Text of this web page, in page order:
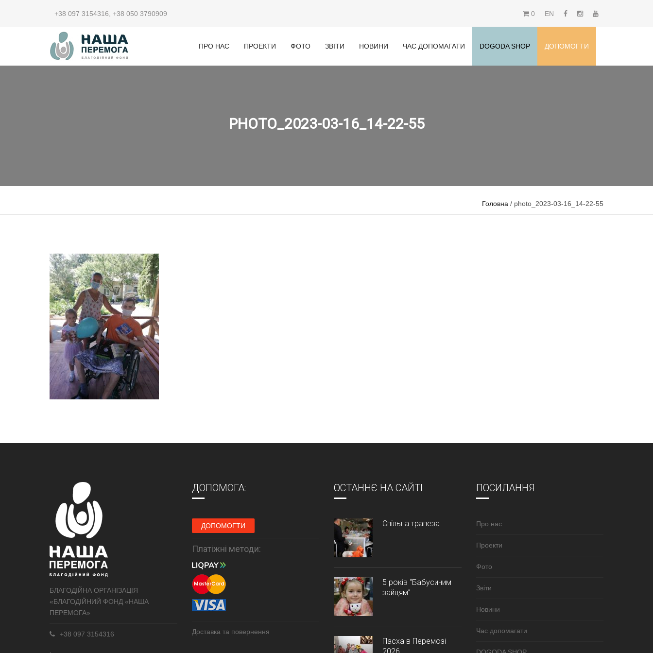
+38 097 3154316 +38 050 3790909 0 EN
ПРО НАС ПРОЕКТИ ФОТО ЗВІТИ НОВИНИ ЧАС ДОПОМАГАТИ DOGODA SHOP ДОПОМОГТИ
PHOTO_2023-03-16_14-22-55
Головна / photo_2023-03-16_14-22-55
БЛАГОДІЙНА ОРГАНІЗАЦІЯ
«БЛАГОДІЙНИЙ ФОНД «НАША
ПЕРЕМОГА»
+38 097 3154316
ДОПОМОГА:
ДОПОМОГТИ
Платіжні методи:
Доставка та повернення
ОСТАННЄ НА САЙТІ
Спільна трапеза
5 років “Бабусиним
зайцям”
Пасха в Перемозі
ПОСИЛАННЯ
Про нас
Проекти
Фото
Звіти
Новини
Час допомагати